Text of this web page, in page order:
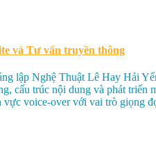
và Tư vấn truyền thông
lập Nghệ Thuật Lê Hay Hải
cấu trúc nội dung và phát
vực voice-over với vai trò giọng